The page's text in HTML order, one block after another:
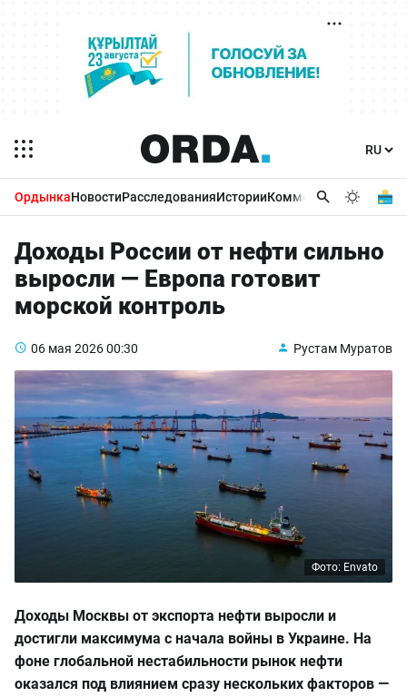
ОрдынкаНовостиРасследованияИсторииКомментарииБизнес
Доходы России от нефти сильно
выросли — Европа готовит
морской контроль
06 мая 202600:30 Рустам Муратов
Фото: Envato
Доходы Москвы от экспорта нефти выросли и
достигли максимума с начала войны в Украине. На
фоне глобальной нестабильности рынок нефти
оказался под влиянием сразу нескольких факторов —